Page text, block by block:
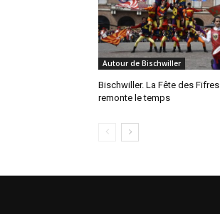
Autour de Bischwiller
Bischwiller. La Fête des Fifres
remonte le temps